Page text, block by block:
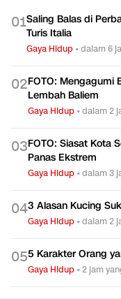
01Saling Balas di
Turis Italia
Gaya Hidup •dalam 6
02FOTO: Mengagumi
Lembah Baliem
Gaya Hidup •dalam 2
03FOTO: Siasat Kota
Panas Ekstrem
Gaya Hidup •dalam 3
043 Alasan Kucing
Gaya Hidup •dalam 2
055 Karakter Orang
Gaya Hidup •2 jam